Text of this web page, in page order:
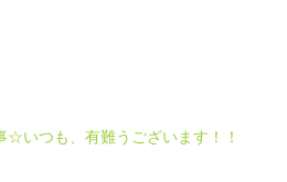
いつも、有難うございます！！